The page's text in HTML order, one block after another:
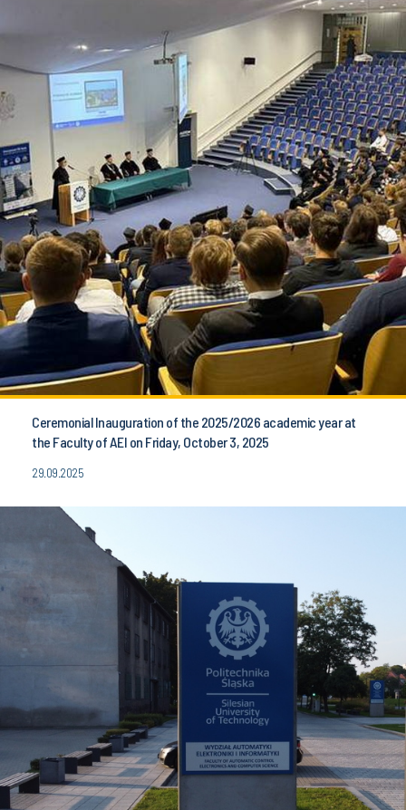
Ceremonial Inauguration of the 2025/2026 academic year at
the Faculty of AEI on Friday, October 3, 2025
29.09.2025